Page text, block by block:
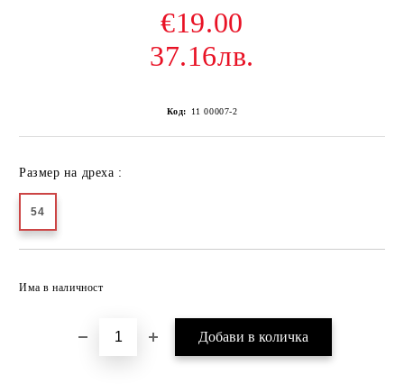
€19.00
37.16лв.
Код: 11 00007-2
Размер на дреха :
54
Има в наличност